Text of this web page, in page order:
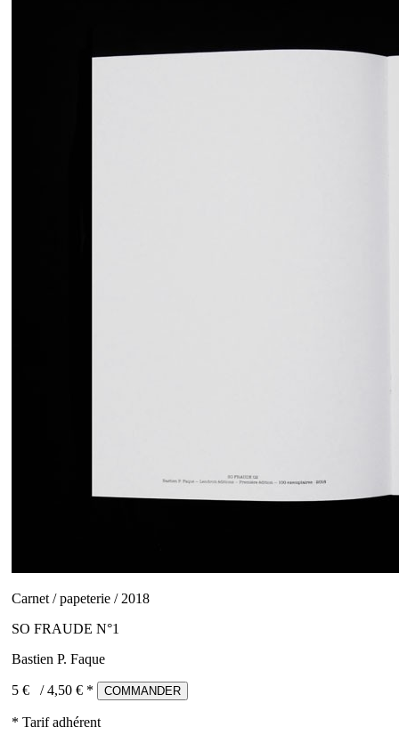
Carnet / papeterie / 2018
SO FRAUDE N°1
Bastien P. Faque
5 € /4,50 € * COMMANDER
* Tarif adhérent